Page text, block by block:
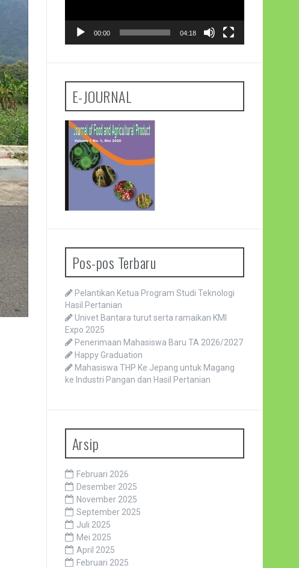
00:00 04:18
E-JOURNAL
Pos-pos Terbaru
Pelantikan Ketua Program Studi Teknologi
Hasil Pertanian
Univet Bantara turut serta ramaikan KMI
Expo 2025
Penerimaan Mahasiswa Baru TA 2026/2027
Happy Graduation
Mahasiswa THP Ke Jepang untuk Magang
ke Industri Pangan dan Hasil Pertanian
Arsip
Februari 2026
Desember 2025
November 2025
September 2025
Juli 2025
Mei 2025
April 2025
Februari 2025